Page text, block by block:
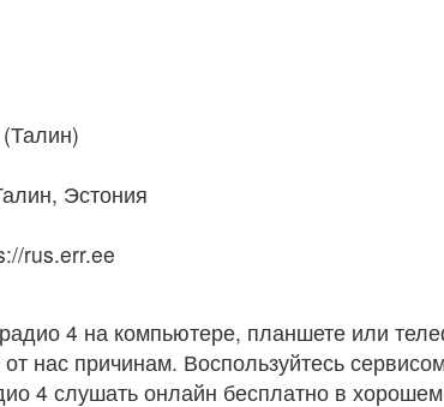
Эстония
rus.err.ee
4 на компьютере, планшете или
нас причинам. Воспользуйтесь
4 слушать онлайн бесплатно в